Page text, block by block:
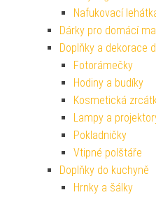
Nafukovací
Dárky pro domácí
Doplňky a dekorace
Fotorámečky
Hodiny a budíky
Kosmetická
Lampy a
Pokladničky
Vtipné polštáře
Doplňky do kuchyně
Hrnky a šálky